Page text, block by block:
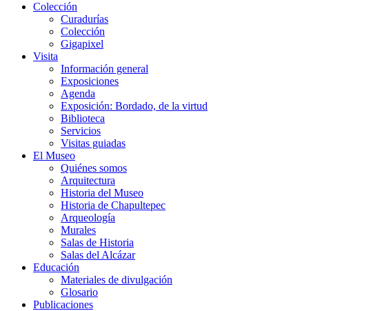
Colección
Curadurías
Colección
Gigapixel
Visita
Información general
Exposiciones
Agenda
Exposición: Bordado, de la virtud
Biblioteca
Servicios
Visitas guiadas
El Museo
Quiénes somos
Arquitectura
Historia del Museo
Historia de Chapultepec
Arqueología
Murales
Salas de Historia
Salas del Alcázar
Educación
Materiales de divulgación
Glosario
Publicaciones